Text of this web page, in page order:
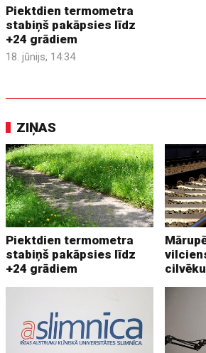
Piektdien termometra
stabiņš pakāpsies līdz
+24 grādiem
18. jūnijs, 14:34
ZIŅAS
Piektdien termometra
stabiņš pakāpsies līdz
+24 grādiem
cilvēku